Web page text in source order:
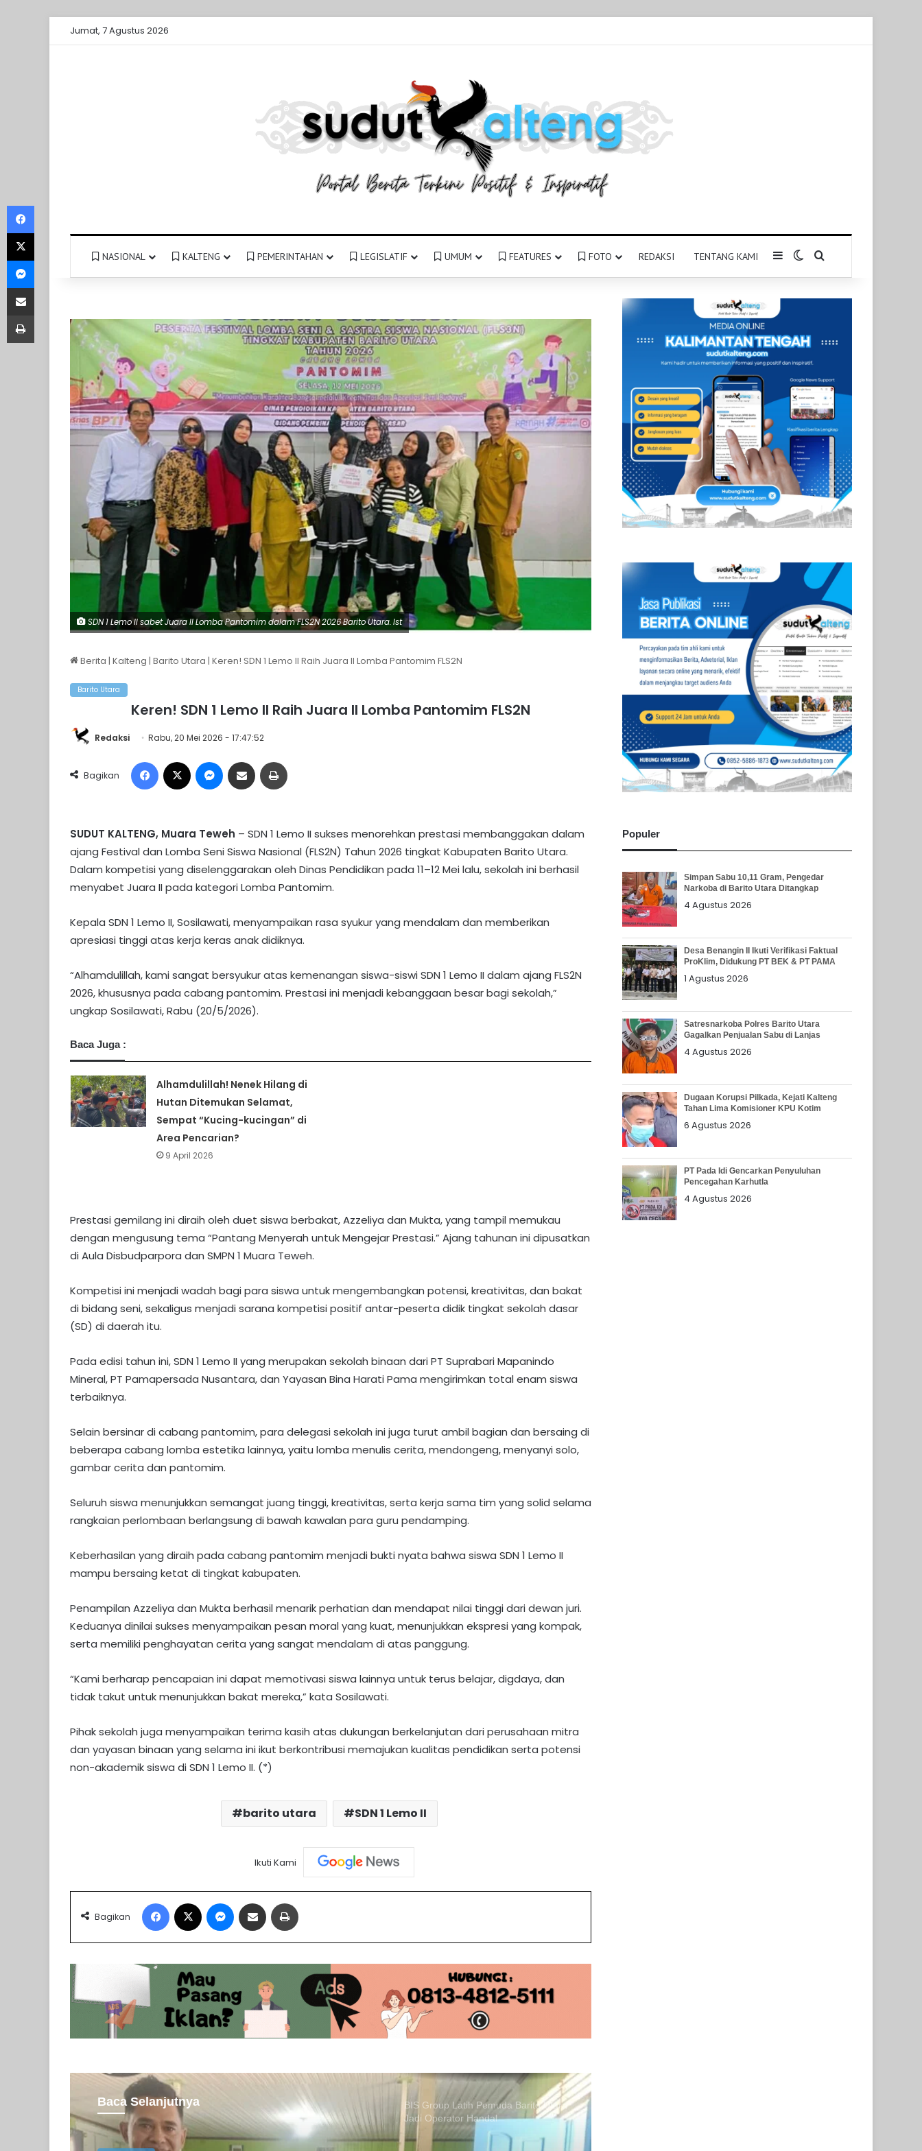
Jumat, 7 Agustus 2026
NASIONAL KALTENG PEMERINTAHAN LEGISLATIF UMUM FEATURES FOTO REDAKSI TENTANG KAMI SidebarSwitch skin
Pencarian untuk
SDN 1 Lemo II sabet Juara II Lomba Pantomim dalam FLS2N 2026 Barito Utara. Ist
Berita | Kalteng | Barito Utara | Keren! SDN 1 Lemo II Raih Juara II Lomba Pantomim FLS2N
Barito Utara
Keren! SDN 1 Lemo II Raih Juara II Lomba Pantomim FLS2N
Redaksi Rabu, 20 Mei 2026 - 17:47:52
Bagikan
Facebook Messenger
Share via Email
SUDUT KALTENG, Muara Teweh – SDN 1 Lemo II sukses menorehkan prestasi membanggakan dalam
ajang Festival dan Lomba Seni Siswa Nasional (FLS2N) Tahun 2026 tingkat Kabupaten Barito Utara.
Dalam kompetisi yang diselenggarakan oleh Dinas Pendidikan pada 11–12 Mei lalu, sekolah ini berhasil
menyabet Juara II pada kategori Lomba Pantomim.
Kepala SDN 1 Lemo II, Sosilawati, menyampaikan rasa syukur yang mendalam dan memberikan
apresiasi tinggi atas kerja keras anak didiknya.
​“Alhamdulillah, kami sangat bersyukur atas kemenangan siswa-siswi SDN 1 Lemo II dalam ajang FLS2N
2026, khususnya pada cabang pantomim. Prestasi ini menjadi kebanggaan besar bagi sekolah,”
ungkap Sosilawati, Rabu (20/5/2026).
Baca Juga :
Alhamdulillah! Nenek Hilang di
Hutan Ditemukan Selamat,
Sempat “Kucing-kucingan” di
Area Pencarian?
9 April 2026
Prestasi gemilang ini diraih oleh duet siswa berbakat, Azzeliya dan Mukta, yang tampil memukau
dengan mengusung tema “Pantang Menyerah untuk Mengejar Prestasi.” Ajang tahunan ini dipusatkan
di Aula Disbudparpora dan SMPN 1 Muara Teweh.
Kompetisi ini menjadi wadah bagi para siswa untuk mengembangkan potensi, kreativitas, dan bakat
di bidang seni, sekaligus menjadi sarana kompetisi positif antar-peserta didik tingkat sekolah dasar
(SD) di daerah itu.
Pada edisi tahun ini, SDN 1 Lemo II yang merupakan sekolah binaan dari PT Suprabari Mapanindo
Mineral, PT Pamapersada Nusantara, dan Yayasan Bina Harati Pama mengirimkan total enam siswa
terbaiknya.
Selain bersinar di cabang pantomim, para delegasi sekolah ini juga turut ambil bagian dan bersaing di
beberapa cabang lomba estetika lainnya, yaitu lomba menulis cerita, mendongeng, menyanyi solo,
gambar cerita dan pantomim.
Seluruh siswa menunjukkan semangat juang tinggi, kreativitas, serta kerja sama tim yang solid selama
rangkaian perlombaan berlangsung di bawah kawalan para guru pendamping.
Keberhasilan yang diraih pada cabang pantomim menjadi bukti nyata bahwa siswa SDN 1 Lemo II
mampu bersaing ketat di tingkat kabupaten.​
Penampilan Azzeliya dan Mukta berhasil menarik perhatian dan mendapat nilai tinggi dari dewan juri.
Keduanya dinilai sukses menyampaikan pesan moral yang kuat, menunjukkan ekspresi yang kompak,
serta memiliki penghayatan cerita yang sangat mendalam di atas panggung.
“Kami berharap pencapaian ini dapat memotivasi siswa lainnya untuk terus belajar, digdaya, dan
tidak takut untuk menunjukkan bakat mereka,” kata Sosilawati.
Pihak sekolah juga menyampaikan terima kasih atas dukungan berkelanjutan dari perusahaan mitra
dan yayasan binaan yang selama ini ikut berkontribusi memajukan kualitas pendidikan serta potensi
non-akademik siswa di SDN 1 Lemo II. (*)
barito utara SDN 1 Lemo II
Ikuti Kami
Bagikan
Facebook Messenger
Share via Email
Baca Selanjutnya
PT MPG Bagikan Seragam dan Tas
Gratis di Desa Karamuan
Personelnya Karena Desersi
Ditemukan Meninggal
Truk Tangki BBM Terbalik di Barito
Utara, Sopir Meninggal Tertindih Unit
PT Pada Idi Gencarkan Penyuluhan
Pencegahan Karhutla
Populer
Simpan Sabu 10,11 Gram, Pengedar
Narkoba di Barito Utara Ditangkap
4 Agustus 2026
Desa Benangin II Ikuti Verifikasi Faktual
ProKlim, Didukung PT BEK & PT PAMA
1 Agustus 2026
Satresnarkoba Polres Barito Utara
Gagalkan Penjualan Sabu di Lanjas
4 Agustus 2026
Dugaan Korupsi Pilkada, Kejati Kalteng
Tahan Lima Komisioner KPU Kotim
6 Agustus 2026
PT Pada Idi Gencarkan Penyuluhan
Pencegahan Karhutla
4 Agustus 2026
Facebook
X
Messenger
Share via Email